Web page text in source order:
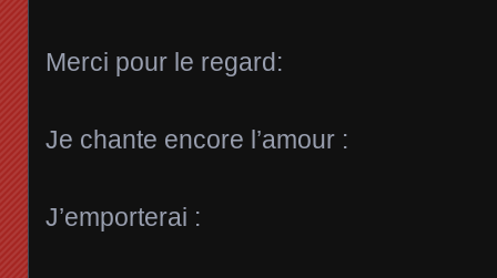
Merci pour le regard:
Je chante encore l’amour :
J’emporterai :